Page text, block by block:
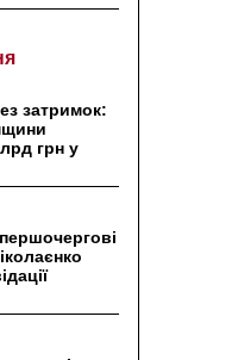
затримок:
грн у